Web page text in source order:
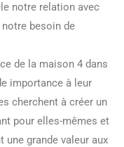
notre relation avec
besoin de
de la maison 4 dans
importance à leur
cherchent à créer un
pour elles-mêmes et
une grande valeur aux